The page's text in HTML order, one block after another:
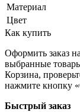
Материал
Цвет
Как купить
Оформить заказ
выбранные
Корзина,
нажмите кнопку
Быстрый заказ